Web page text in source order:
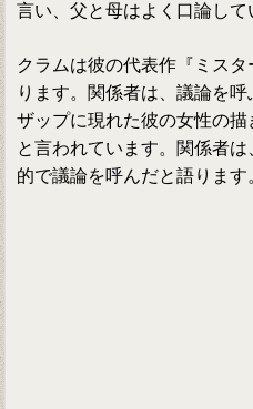
言い、父と母はよく口論して
クラムは彼の代表作『ミス
ります。関係者は、議論を呼
ザップに現れた彼の女性の
と言われています。関係者
的で議論を呼んだと語ります